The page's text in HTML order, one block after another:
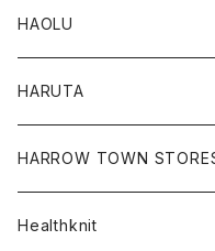
カーディガン
コート
トップス
シャツ
スウェット
レディース
カーディガン
コート
ボトム
パンツ
トップス
Tシャツ
ロンTEE
HAOLU
HARUTA
HARROW TOWN
Healthknit